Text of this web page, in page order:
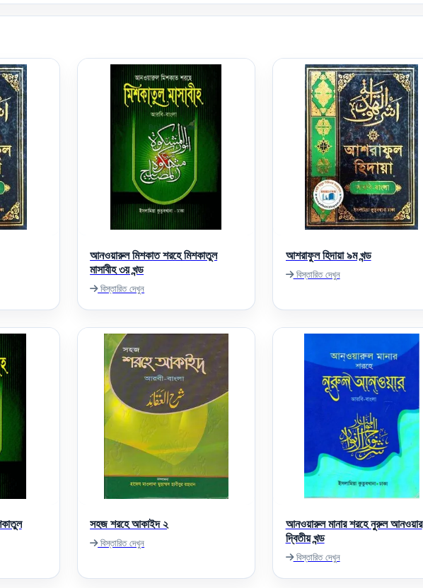
আনওয়ারুল মিশকাত শরহে মিশকাতুল
মাসাবীহ ৩য় খন্ড
বিস্তারিত দেখুন
আশরাফুল হিদায়া ৯ম খন্ড
বিস্তারিত দেখুন
সহজ শরহে আকাইদ ২
বিস্তারিত দেখুন
আনওয়ারুল মানার শরহে নুরুল আনওয়ার
দ্বিতীয় খন্ড
বিস্তারিত দেখুন